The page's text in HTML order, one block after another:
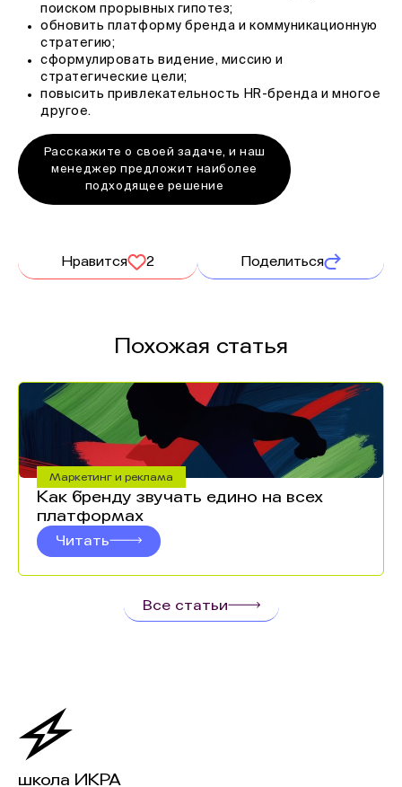
поиском прорывных гипотез;
обновить платформу бренда и коммуникационную
стратегию;
сформулировать видение, миссию и
стратегические цели;
повысить привлекательность HR-бренда и многое
другое.
Расскажите о своей задаче, и наш
менеджер предложит наиболее
подходящее решение
Нравится 2 Поделиться
Похожая статья
Маркетинг и реклама
Как бренду звучать едино на всех
платформах
Читать
Все статьи
школа ИКРА